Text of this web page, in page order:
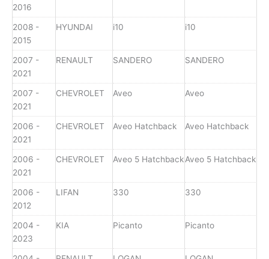
2016
2008 -
2015
HYUNDAI i10 i10
2007 -
2021
RENAULT SANDERO SANDERO
2007 -
2021
CHEVROLET Aveo Aveo
2006 -
2021
CHEVROLET Aveo Hatchback Aveo Hatchback
2006 -
2021
CHEVROLET Aveo 5 HatchbackAveo 5 Hatchback
2006 -
2012
LIFAN 330 330
2004 -
2023
KIA Picanto Picanto